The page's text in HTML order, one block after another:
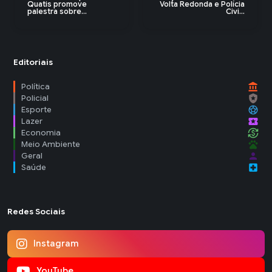
Quatis promove
palestra sobre...
Volta Redonda e Polícia
Civi...
Editoriais
Política account_balance
Policial local_police
Esporte sports_soccer
Lazer local_activity
Economia currency_exchange
Meio Ambiente pets
Geral person
Saúde local_hospital
Redes Sociais
Instagram